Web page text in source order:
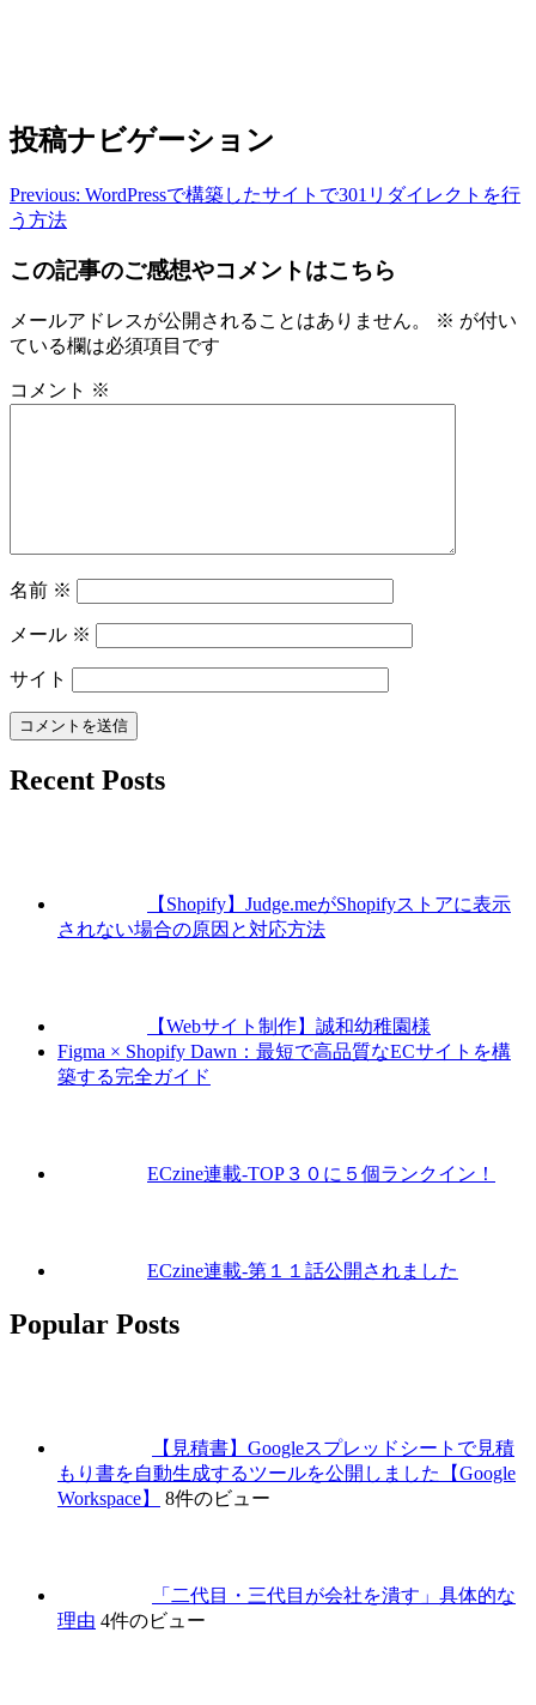
投稿ナビゲーション
Previous: WordPressで構築したサイトで301リダイレクトを行
う方法
この記事のご感想やコメントはこちら
メールアドレスが公開されることはありません。 ※ が付い
ている欄は必須項目です
コメント ※
名前 ※
メール ※
サイト
Recent Posts
【Shopify】Judge.meがShopifyストアに表示
されない場合の原因と対応方法
【Webサイト制作】誠和幼稚園様
Figma × Shopify Dawn：最短で高品質なECサイトを構
築する完全ガイド
ECzine連載-TOP３０に５個ランクイン！
ECzine連載-第１１話公開されました
Popular Posts
【見積書】Googleスプレッドシートで見積
もり書を自動生成するツールを公開しました【Google
Workspace】
8件のビュー
「二代目・三代目が会社を潰す」具体的な
理由 4件のビュー